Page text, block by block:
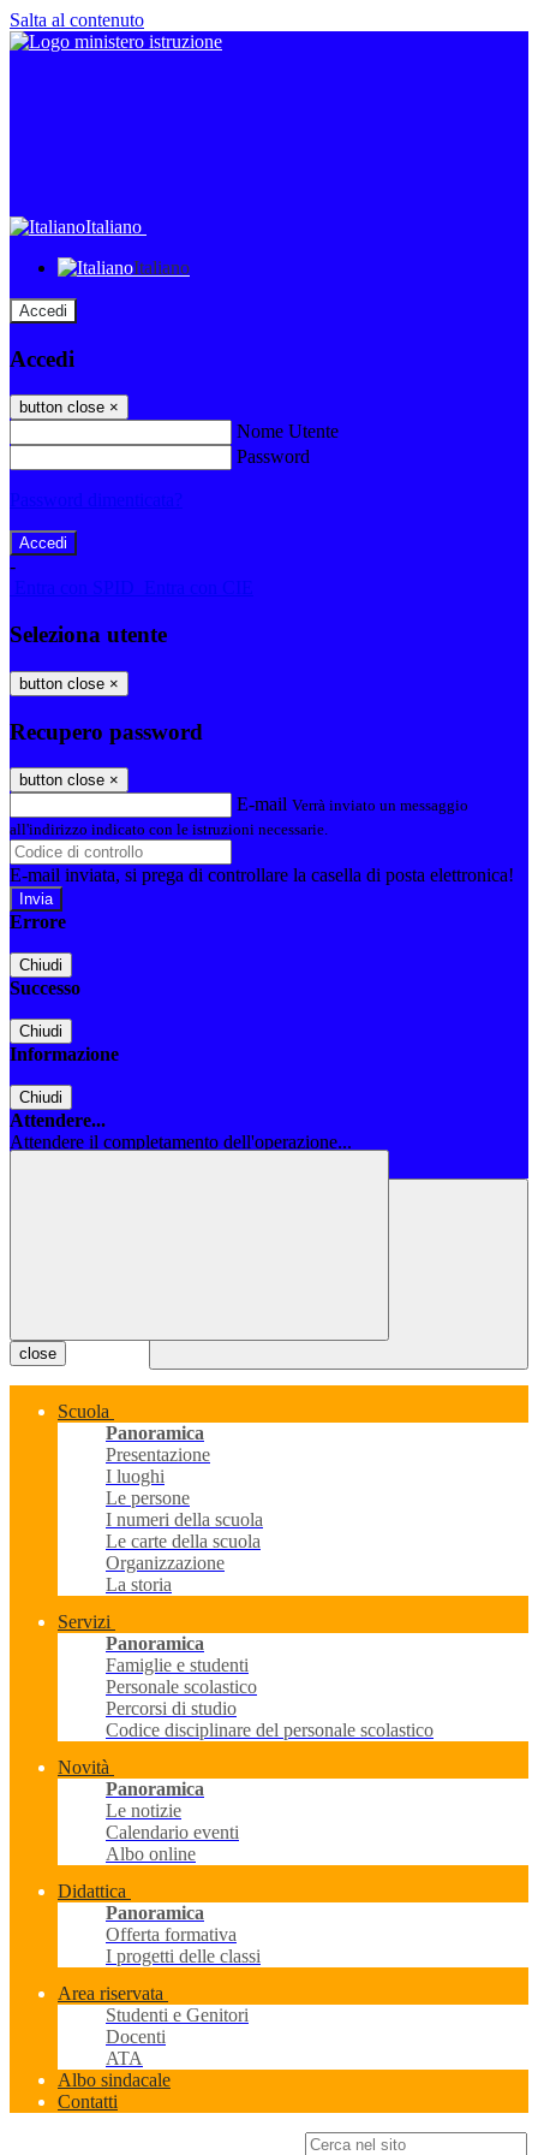
Salta al contenuto
Italiano
Italiano
Accedi
Accedi
button close ×
Nome Utente
Password
Password dimenticata?
-
Entra con SPID
Entra con CIE
Seleziona utente
button close ×
Recupero password
button close ×
E-mail Verrà inviato un messaggio
all'indirizzo indicato con le istruzioni necessarie.
E-mail inviata, si prega di controllare la casella di posta elettronica!
Errore
Chiudi
Successo
Chiudi
Informazione
Chiudi
Attendere...
Attendere il completamento dell'operazione...
close
Scuola
Panoramica
Presentazione
I luoghi
Le persone
I numeri della scuola
Le carte della scuola
Organizzazione
La storia
Servizi
Panoramica
Famiglie e studenti
Personale scolastico
Percorsi di studio
Codice disciplinare del personale scolastico
Novità
Panoramica
Le notizie
Calendario eventi
Albo online
Didattica
Panoramica
Offerta formativa
I progetti delle classi
Area riservata
Studenti e Genitori
Docenti
ATA
Albo sindacale
Contatti